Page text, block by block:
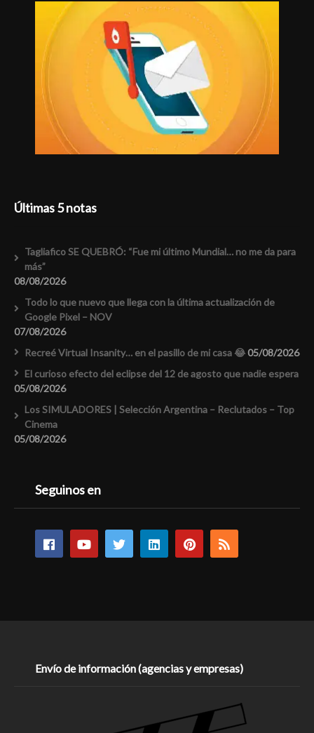
Últimas 5 notas
Tagliafico SE QUEBRÓ: “Fue mi último Mundial… no me da para
más”
08/08/2026
Todo lo que nuevo que llega con la última actualización de
Google Pixel – NOV
07/08/2026
Recreé Virtual Insanity… en el pasillo de mi casa 😂05/08/2026
El curioso efecto del eclipse del 12 de agosto que nadie espera
05/08/2026
Los SIMULADORES | Selección Argentina – Reclutados – Top
Cinema
05/08/2026
Seguinos en
Envío de información (agencias y empresas)